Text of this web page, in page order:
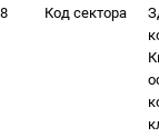
8
Код сектора